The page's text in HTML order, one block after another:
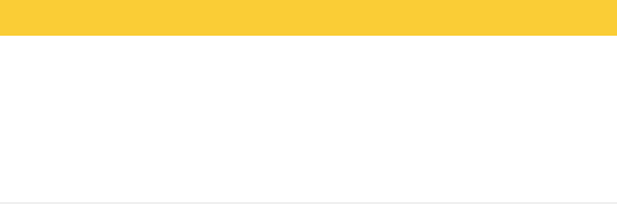
X5 с мотором B58 и запасом хода 1000 км